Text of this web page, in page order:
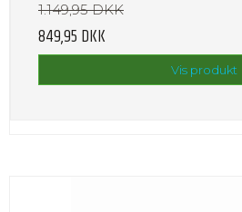
1.149,95 DKK
849,95 DKK
Vis produkt